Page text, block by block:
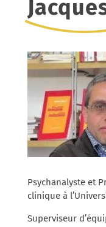
Psychanalyste et
clinique à
Superviseur